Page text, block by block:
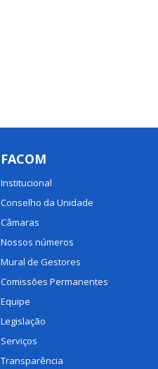
FACOM
Institucional
Conselho da Unidade
Câmaras
Nossos números
Mural de Gestores
Comissões Permanentes
Equipe
Legislação
Serviços
Transparência